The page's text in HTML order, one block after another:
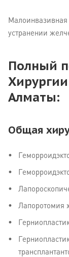
Малоинвазивная
устранении
Полный
Алматы:
Общая
Лапоротомия